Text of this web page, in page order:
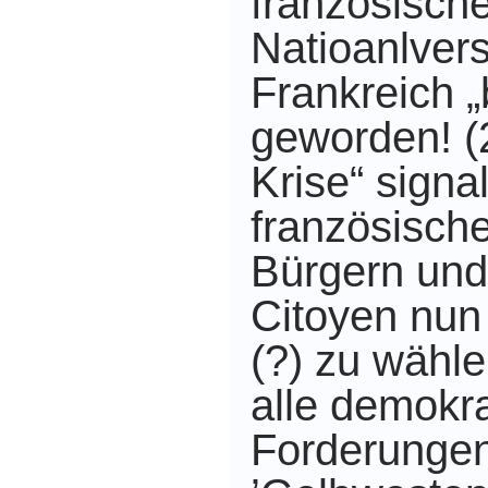
Frankreich
geworden!
Krise“
Bürgern
Citoyen
(?) zu
alle